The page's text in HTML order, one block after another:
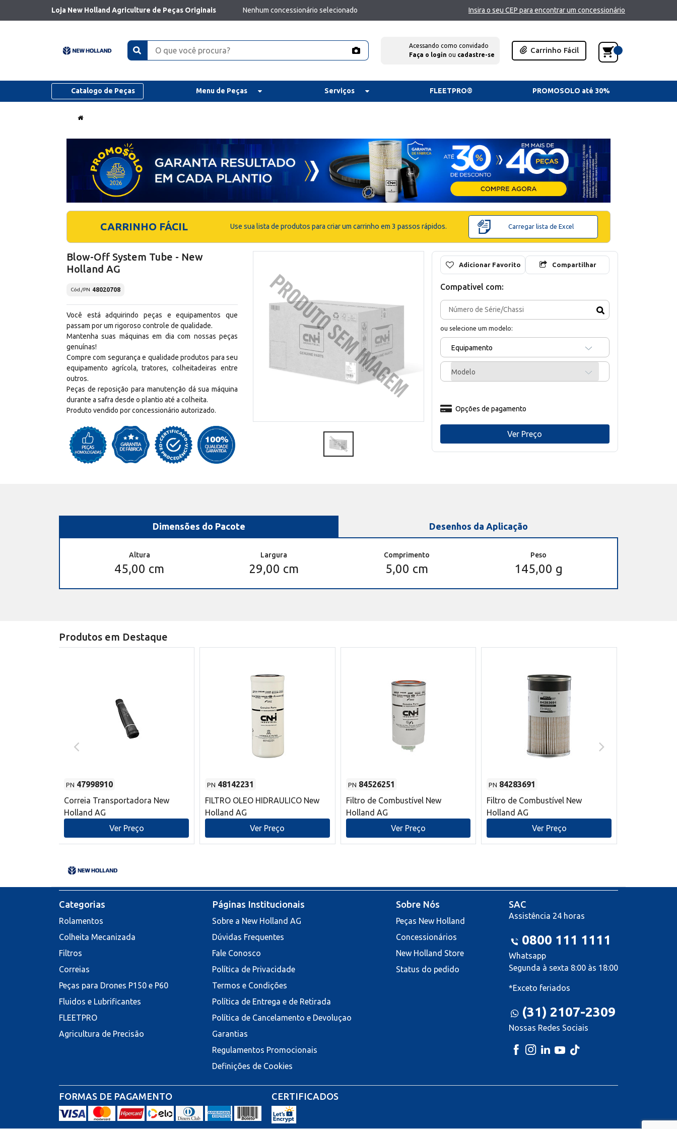
Loja New Holland Agriculture de Peças Originais Nenhum concessionário selecionado Insira o seu CEP para encontrar um concessionário
Acessando como convidado
Faça o login ou cadastre-se
Carrinho Fácil
Catalogo de Peças Menu de Peças Serviços FLEETPRO® PROMOSOLO até 30%
CARRINHO FÁCIL Use sua lista de produtos para criar um carrinho em 3 passos rápidos. Carregar lista de Excel
Blow-Off System Tube - New
Holland AG
Cód./PN 48020708
Você está adquirindo peças e equipamentos que
passam por um rigoroso controle de qualidade.
Mantenha suas máquinas em dia com nossas peças
genuínas!
Compre com segurança e qualidade produtos para seu
equipamento agrícola, tratores, colheitadeiras entre
outros.
Peças de reposição para manutenção dá sua máquina
durante a safra desde o plantio até a colheita.
Produto vendido por concessionário autorizado.
Adicionar Favorito Compartilhar
Compativel com:
ou selecione um modelo:
Equipamento
Modelo
Opções de pagamento
Ver Preço
Dimensões do Pacote Desenhos da Aplicação
Altura
45,00 cm
Largura
29,00 cm
Comprimento
5,00 cm
Peso
145,00 g
Produtos em Destaque
PN 47998910
Correia Transportadora New
Holland AG
Ver Preço
PN 48142231
FILTRO OLEO HIDRAULICO New
Holland AG
Ver Preço
PN 84526251
Filtro de Combustível New
Holland AG
Ver Preço
PN 84283691
Filtro de Combustível New
Holland AG
Ver Preço
Categorias
Rolamentos
Colheita Mecanizada
Filtros
Correias
Peças para Drones P150 e P60
Fluidos e Lubrificantes
FLEETPRO
Agricultura de Precisão
Páginas Institucionais
Sobre a New Holland AG
Dúvidas Frequentes
Fale Conosco
Política de Privacidade
Termos e Condições
Política de Entrega e de Retirada
Política de Cancelamento e Devoluçao
Garantias
Regulamentos Promocionais
Definições de Cookies
Sobre Nós
Peças New Holland
Concessionários
New Holland Store
Status do pedido
SAC
Assistência 24 horas
0800 111 1111
Whatsapp
Segunda à sexta 8:00 às 18:00
*Exceto feriados
(31) 2107-2309
Nossas Redes Sociais
FORMAS DE PAGAMENTO CERTIFICADOS